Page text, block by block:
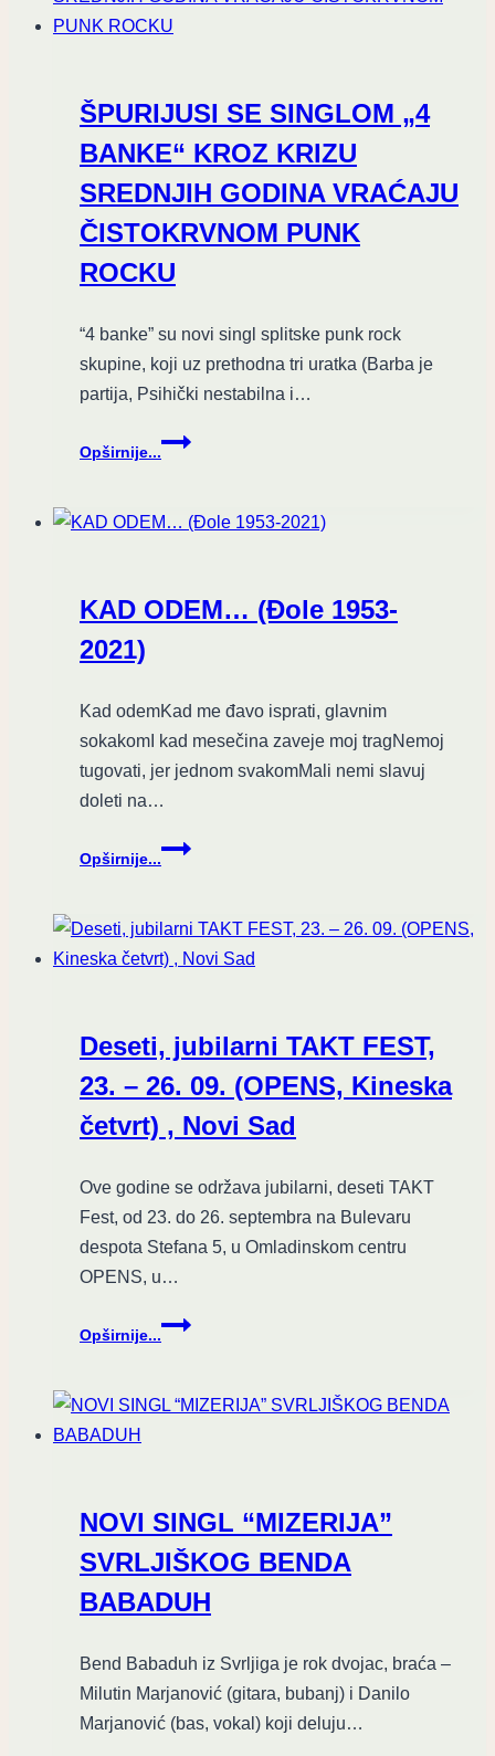
ŠPURIJUSI SE SINGLOM „4
BANKE“ KROZ KRIZU
SREDNJIH GODINA VRAĆAJU
ČISTOKRVNOM PUNK
ROCKU
“4 banke” su novi singl splitske punk rock
skupine, koji uz prethodna tri uratka (Barba je
partija, Psihički nestabilna i…
Opširnije...
ŠPURIJUSI
SE
„4
SREDNJIH
PUNK
ROCKU
KAD ODEM… (Đole 1953-
2021)
Kad odemKad me đavo isprati, glavnim
sokakomI kad mesečina zaveje moj tragNemoj
tugovati, jer jednom svakomMali nemi slavuj
doleti na…
Opširnije...
KAD
ODEM…
1953-
Deseti, jubilarni TAKT FEST,
23. – 26. 09. (OPENS, Kineska
četvrt) , Novi Sad
Ove godine se održava jubilarni, deseti TAKT
Fest, od 23. do 26. septembra na Bulevaru
despota Stefana 5, u Omladinskom centru
OPENS, u…
Opširnije...
Deseti,
jubilarni
FEST,
(OPENS,
Kineska
četvrt)
,
NOVI SINGL “MIZERIJA”
SVRLJIŠKOG BENDA
BABADUH
Bend Babaduh iz Svrljiga je rok dvojac, braća –
Milutin Marjanović (gitara, bubanj) i Danilo
Marjanović (bas, vokal) koji deluju…